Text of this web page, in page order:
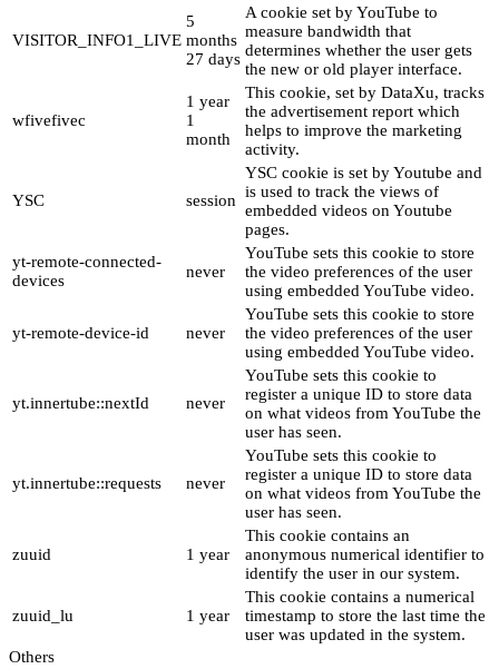
VISITOR_INFO1_LIVE
5
months
27 days
A cookie set by YouTube to
measure bandwidth that
determines whether the user gets
the new or old player interface.
wfivefivec
1 year
1
month
This cookie, set by DataXu, tracks
the advertisement report which
helps to improve the marketing
activity.
YSC session
YSC cookie is set by Youtube and
is used to track the views of
embedded videos on Youtube
pages.
yt-remote-connected-
devices
never
YouTube sets this cookie to store
the video preferences of the user
using embedded YouTube video.
yt-remote-device-id never
YouTube sets this cookie to store
the video preferences of the user
using embedded YouTube video.
yt.innertube::nextId never
YouTube sets this cookie to
register a unique ID to store data
on what videos from YouTube the
user has seen.
yt.innertube::requests never
YouTube sets this cookie to
register a unique ID to store data
on what videos from YouTube the
user has seen.
zuuid 1 year
This cookie contains an
anonymous numerical identifier to
identify the user in our system.
zuuid_lu 1 year
This cookie contains a numerical
timestamp to store the last time the
user was updated in the system.
Others